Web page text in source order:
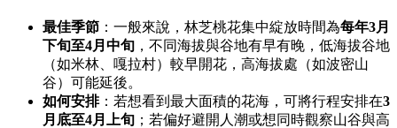
最佳季節 ：一般來說，林芝桃花集中綻放時間為每年3月
下旬至4月中旬 ，不同海拔與谷地有早有晚，低海拔谷地
（如米林、嘎拉村）較早開花，高海拔處（如波密山
谷）可能延後。
如何安排：若想看到最大面積的花海，可將行程安排在3
月底至4月上旬 ；若偏好避開人潮或想同時觀察山谷與高